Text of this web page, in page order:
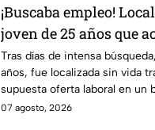
¡Buscaba empleo!
joven de 25 años que
entrevista de trabajo
Tras días de intensa
años, fue localizada sin vida
supuesta oferta laboral en un
07 agosto, 2026